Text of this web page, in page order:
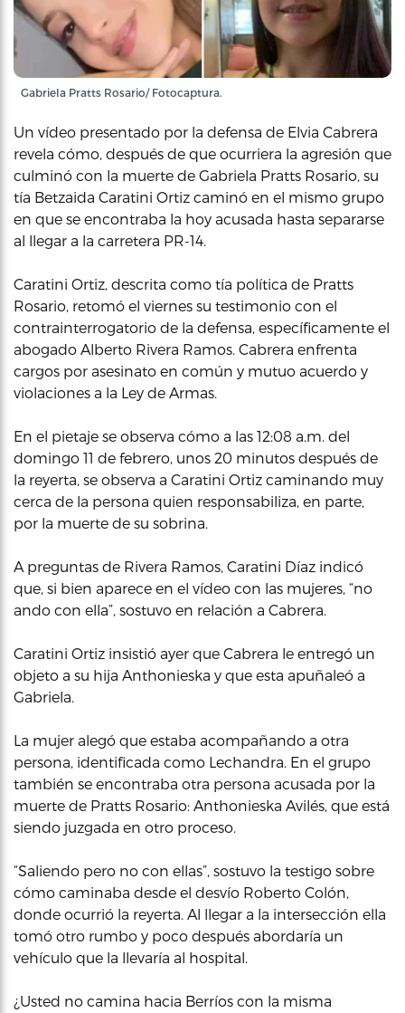
Gabriela Pratts Rosario/ Fotocaptura.
Un vídeo presentado por la defensa de Elvia Cabrera
revela cómo, después de que ocurriera la agresión que
culminó con la muerte de Gabriela Pratts Rosario, su
tía Betzaida Caratini Ortiz caminó en el mismo grupo
en que se encontraba la hoy acusada hasta separarse
al llegar a la carretera PR-14.
Caratini Ortiz, descrita como tía política de Pratts
Rosario, retomó el viernes su testimonio con el
contrainterrogatorio de la defensa, específicamente el
abogado Alberto Rivera Ramos. Cabrera enfrenta
cargos por asesinato en común y mutuo acuerdo y
violaciones a la Ley de Armas.
En el pietaje se observa cómo a las 12:08 a.m. del
domingo 11 de febrero, unos 20 minutos después de
la reyerta, se observa a Caratini Ortiz caminando muy
cerca de la persona quien responsabiliza, en parte,
por la muerte de su sobrina.
A preguntas de Rivera Ramos, Caratini Díaz indicó
que, si bien aparece en el vídeo con las mujeres, “no
ando con ella”, sostuvo en relación a Cabrera.
Caratini Ortiz insistió ayer que Cabrera le entregó un
objeto a su hija Anthonieska y que esta apuñaleó a
Gabriela.
La mujer alegó que estaba acompañando a otra
persona, identificada como Lechandra. En el grupo
también se encontraba otra persona acusada por la
muerte de Pratts Rosario: Anthonieska Avilés, que está
siendo juzgada en otro proceso.
“Saliendo pero no con ellas”, sostuvo la testigo sobre
cómo caminaba desde el desvío Roberto Colón,
donde ocurrió la reyerta. Al llegar a la intersección ella
tomó otro rumbo y poco después abordaría un
vehículo que la llevaría al hospital.
¿Usted no camina hacia Berríos con la misma